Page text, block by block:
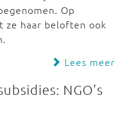
Op
ze haar beloften ook
Lees meer
NGO’s